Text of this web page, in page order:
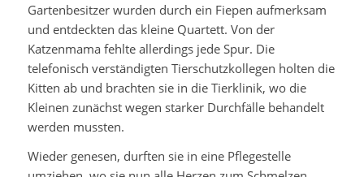
Gartenbesitzer wurden durch ein Fiepen aufmerksam
und entdeckten das kleine Quartett. Von der
Katzenmama fehlte allerdings jede Spur. Die
telefonisch verständigten Tierschutzkollegen holten die
Kitten ab und brachten sie in die Tierklinik, wo die
Kleinen zunächst wegen starker Durchfälle behandelt
werden mussten.
Wieder genesen, durften sie in eine Pflegestelle